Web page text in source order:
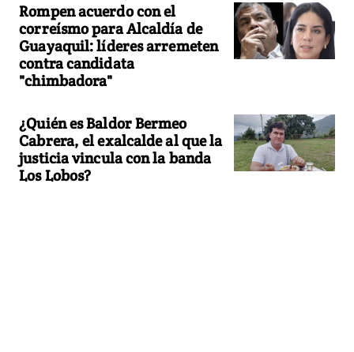
Rompen acuerdo con el
correísmo para Alcaldía de
Guayaquil: líderes arremeten
contra candidata
"chimbadora"
¿Quién es Baldor Bermeo
Cabrera, el exalcalde al que la
justicia vincula con la banda
Los Lobos?